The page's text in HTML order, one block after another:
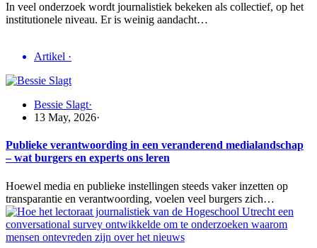
In veel onderzoek wordt journalistiek bekeken als collectief, op het
institutionele niveau. Er is weinig aandacht…
Artikel ·
Bessie Slagt·
13 May, 2026·
Publieke verantwoording in een veranderend medialandschap
– wat burgers en experts ons leren
Hoewel media en publieke instellingen steeds vaker inzetten op
transparantie en verantwoording, voelen veel burgers zich…